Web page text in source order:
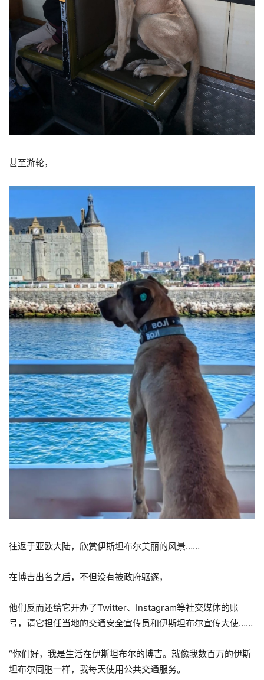
甚至游轮，
往返于亚欧大陆，欣赏伊斯坦布尔美丽的风景……
在博吉出名之后，不但没有被政府驱逐，
他们反而还给它开办了Twitter、Instagram等社交媒体的账
号，请它担任当地的交通安全宣传员和伊斯坦布尔宣传大使……
“你们好，我是生活在伊斯坦布尔的博吉。就像我数百万的伊斯
坦布尔同胞一样，我每天使用公共交通服务。